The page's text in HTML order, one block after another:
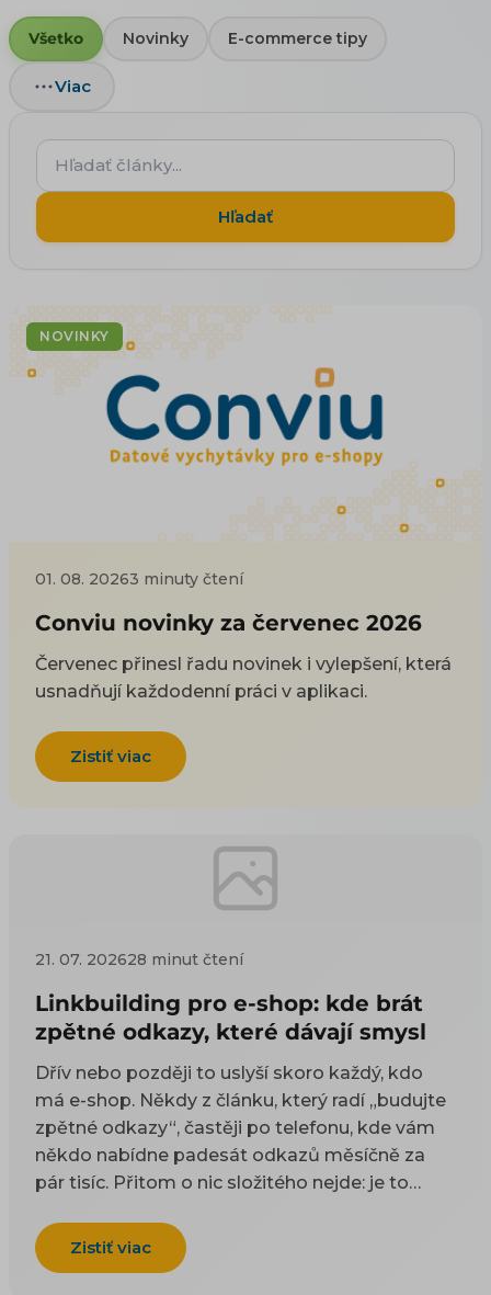
Všetko Novinky E-commerce tipy
Viac
Hľadať
články...
Hľadať
NOVINKY
01. 08. 20263 minuty čtení
Conviu novinky za červenec 2026
Červenec přinesl řadu novinek i vylepšení, která
usnadňují každodenní práci v aplikaci.
Zistiť viac
21. 07. 202628 minut čtení
Linkbuilding pro e-shop: kde brát
zpětné odkazy, které dávají smysl
Dřív nebo později to uslyší skoro každý, kdo
má e-shop. Někdy z článku, který radí „budujte
zpětné odkazy“, častěji po telefonu, kde vám
někdo nabídne padesát odkazů měsíčně za
pár tisíc. Přitom o nic složitého nejde: je to
odkazy odjakživa bere jako doporučení — čím
víc důvěryhodných webů na vás ukazuje, tím
Zistiť viac